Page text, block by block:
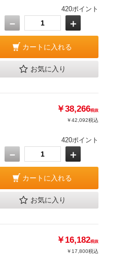
420ポイント
－ ＋
カートに入れる
お気に入り
￥38,266税抜
￥42,092税込
420ポイント
－ ＋
カートに入れる
お気に入り
￥16,182税抜
￥17,800税込